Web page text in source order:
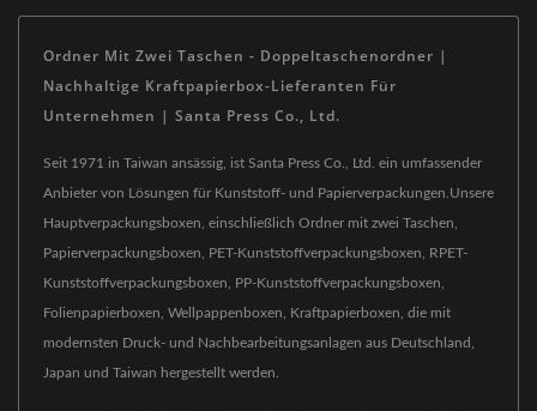
Ordner Mit Zwei Taschen - Doppeltaschenordner |
Nachhaltige Kraftpapierbox-Lieferanten Für
Unternehmen | Santa Press Co., Ltd.
Seit 1971 in Taiwan ansässig, ist Santa Press Co., Ltd. ein umfassender
Anbieter von Lösungen für Kunststoff- und Papierverpackungen.Unsere
Hauptverpackungsboxen, einschließlich Ordner mit zwei Taschen,
Papierverpackungsboxen, PET-Kunststoffverpackungsboxen, RPET-
Kunststoffverpackungsboxen, PP-Kunststoffverpackungsboxen,
Folienpapierboxen, Wellpappenboxen, Kraftpapierboxen, die mit
modernsten Druck- und Nachbearbeitungsanlagen aus Deutschland,
Japan und Taiwan hergestellt werden.